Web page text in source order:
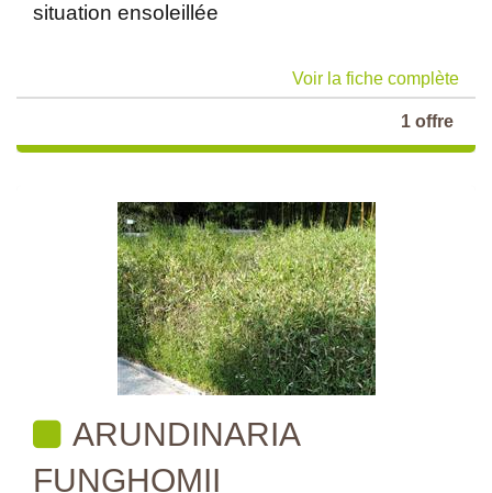
situation ensoleillée
Voir la fiche complète
1 offre
ARUNDINARIA
FUNGHOMII